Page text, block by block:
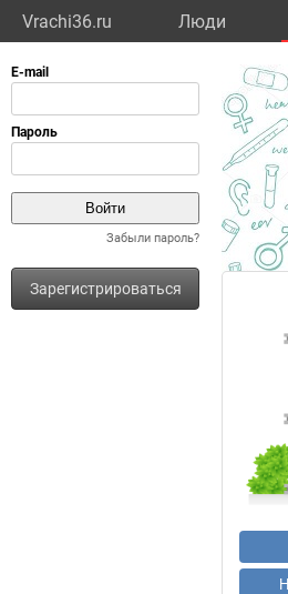
Vrachi36.ru Люди
Забыли пароль?
Зарегистрироваться